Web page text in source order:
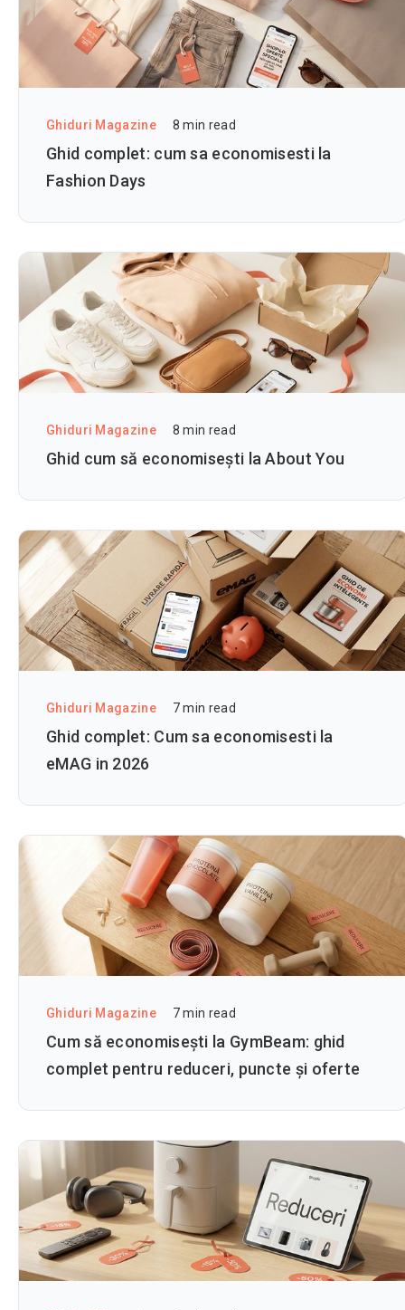
Ghiduri Magazine 8 min read
Ghid complet: cum sa economisesti la
Fashion Days
Ghiduri Magazine 8 min read
Ghid cum să economisești la About You
Ghiduri Magazine 7min read
Ghid complet: Cum sa economisesti la
eMAG in 2026
Ghiduri Magazine 7min read
Cum să economisești la GymBeam: ghid
complet pentru reduceri, puncte și oferte